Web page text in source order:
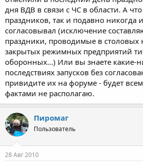
дня ВДВ в связи с ЧС в области. А что
праздников, так и подавно никогда
согласовывал (исключение
праздники, проводимые в столовых
закрытых режимных предприятий
оборонных...) Или вы знаете какие-
последствиях запусков без
привидите их на форуме - будет
фактами не располагаю.
Пиромаг
Пользователь
28 Авг 2010